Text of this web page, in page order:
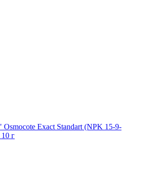
Exact Standart (NPK 15-9-
г